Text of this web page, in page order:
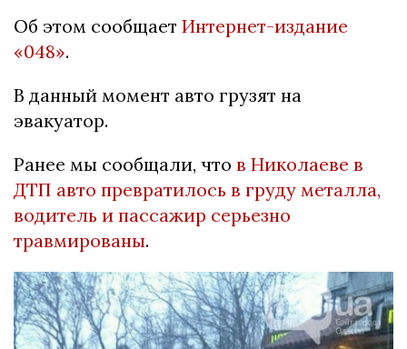
Об этом сообщает Интернет-издание
«048».
В данный момент авто грузят на
эвакуатор.
Ранее мы сообщали, что в Николаеве в
ДТП авто превратилось в груду металла,
водитель и пассажир серьезно
травмированы.